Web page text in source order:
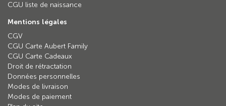
CGU liste de naissance
Mentions légales
CGV
CGU Carte Aubert Family
CGU Carte Cadeaux
Droit de rétractation
Données personnelles
Modes de livraison
Modes de paiement